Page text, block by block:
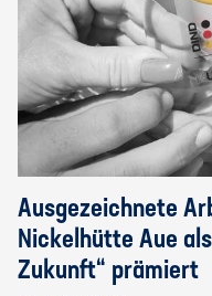
Ausgezeichnete
Nickelhütte Aue
Zukunft“ prämiert